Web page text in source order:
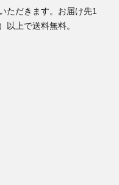
ただきます。お届け先1
以上で送料無料。